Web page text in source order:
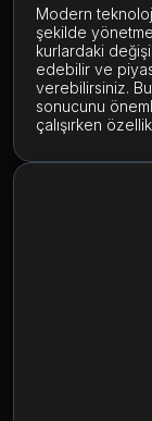
Modern
şekilde
kurlardaki
edebilir ve
verebilirsiniz.
sonucunu
çalışırken